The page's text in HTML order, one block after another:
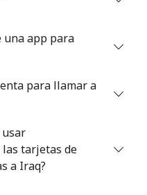
una app para
para llamar a
usar
tarjetas de
a Iraq?